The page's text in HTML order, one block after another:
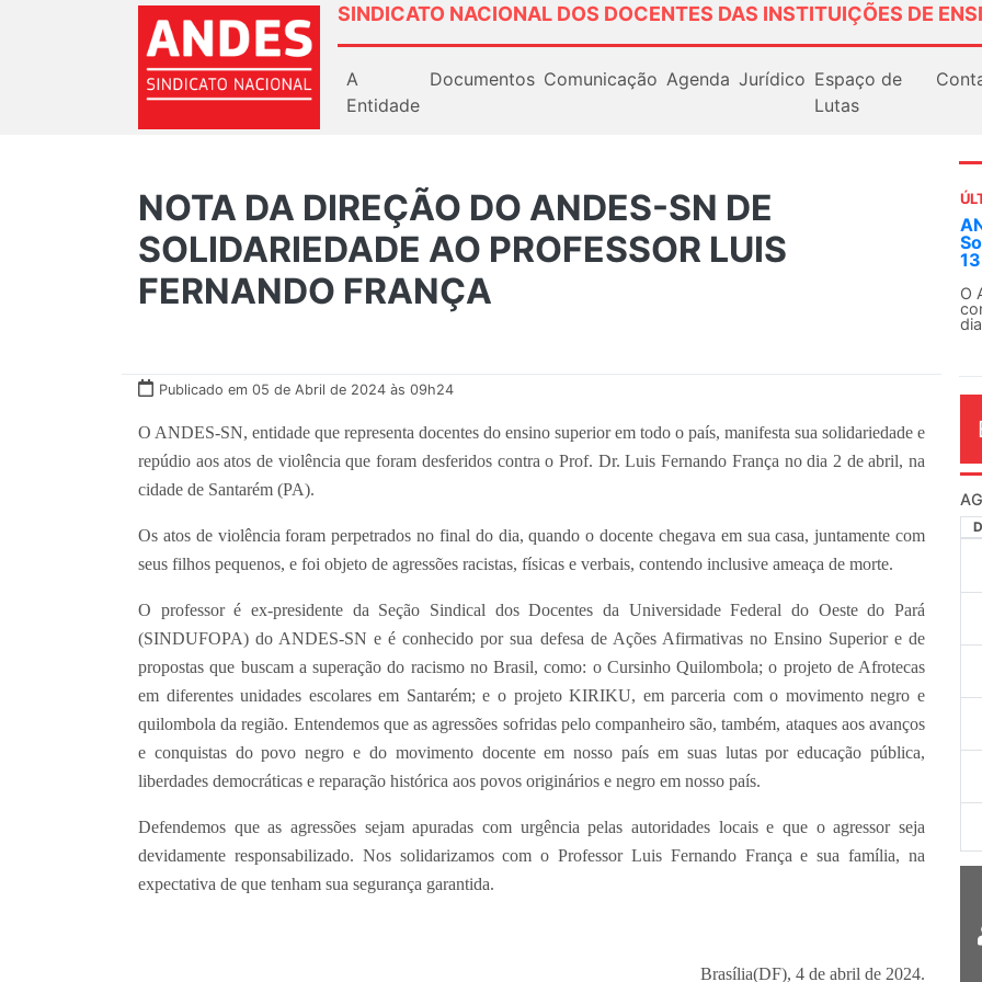
SINDICATO NACIONAL DOS DOCENTES DAS INSTITUIÇÕES DE
A
Entidade
Documentos Comunicação Agenda Jurídico Espaço de
Lutas
NOTA DA DIREÇÃO DO ANDES-SN DE
SOLIDARIEDADE AO PROFESSOR LUIS
FERNANDO FRANÇA
Publicado em 05 de Abril de 2024 às 09h24
O ANDES-SN, entidade que representa docentes do ensino superior em todo o país, manifesta sua solidariedade e
repúdio aos atos de violência que foram desferidos contra o Prof. Dr. Luis Fernando França no dia 2 de abril, na
cidade de Santarém (PA).
Os atos de violência foram perpetrados no final do dia, quando o docente chegava em sua casa, juntamente com
seus filhos pequenos, e foi objeto de agressões racistas, físicas e verbais, contendo inclusive ameaça de morte.
O professor é ex-presidente da Seção Sindical dos Docentes da Universidade Federal do Oeste do Pará
(SINDUFOPA) do ANDES-SN e é conhecido por sua defesa de Ações Afirmativas no Ensino Superior e de
propostas que buscam a superação do racismo no Brasil, como: o Cursinho Quilombola; o projeto de Afrotecas
em diferentes unidades escolares em Santarém; e o projeto KIRIKU, em parceria com o movimento negro e
quilombola da região. Entendemos que as agressões sofridas pelo companheiro são, também, ataques aos avanços
e conquistas do povo negro e do movimento docente em nosso país em suas lutas por educação pública,
liberdades democráticas e reparação histórica aos povos originários e negro em nosso país.
Defendemos que as agressões sejam apuradas com urgência pelas autoridades locais e que o agressor seja
devidamente responsabilizado. Nos solidarizamos com o Professor Luis Fernando França e sua família, na
expectativa de que tenham sua segurança garantida.
Brasília(DF), 4 de abril de 2024.
O